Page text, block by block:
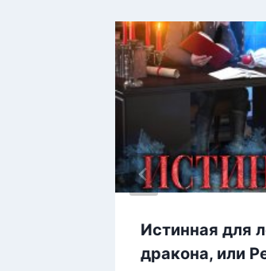
Истинная для
дракона, или